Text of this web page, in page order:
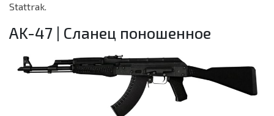
Stattrak.
AK-47 | Сланец поношенное